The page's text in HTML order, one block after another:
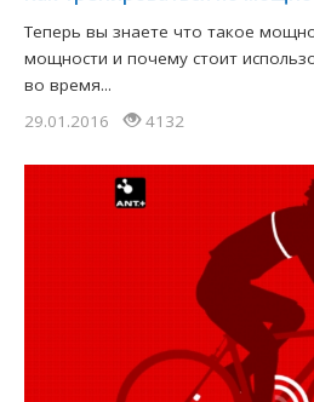
Теперь вы знаете что такое
мощности и почему стоит
во время...
29.01.2016
4132